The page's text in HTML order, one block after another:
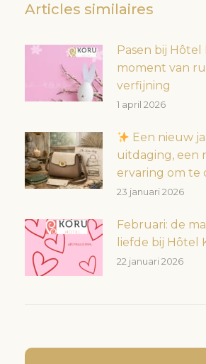
Articles similaires
Pasen bij Hôtel
moment van
verfijning
1 april 2026
Een nieuw
uitdaging, een
ervaring om te
23 januari 2026
Februari: de
liefde bij Hôtel
22 januari 2026